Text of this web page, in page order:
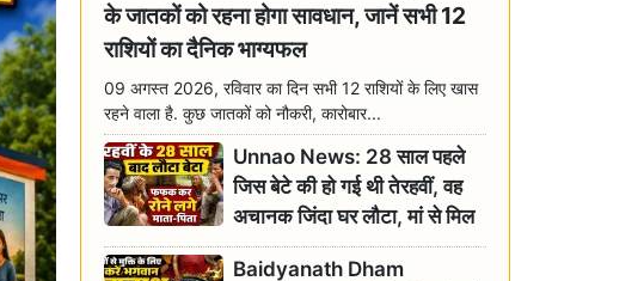
के जातकों को रहना होगा सावधान, जानें सभी 12
राशियों का दैनिक भाग्यफल
09 अगस्त 2026, रविवार का दिन सभी 12 राशियों के लिए खास
रहने वाला है. कुछ जातकों को नौकरी, कारोबार...
Unnao News: 28 साल पहले
जिस बेटे की हो गई थी तेरहवीं, वह
अचानक जिंदा घर लौटा, मां से मिल
छलक पड़े आंसू
Baidyanath Dham